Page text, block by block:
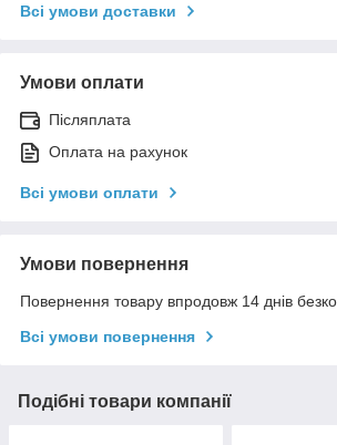
Всі умови доставки
Умови оплати
Післяплата
Оплата на рахунок
Всі умови оплати
Умови повернення
Повернення товару впродовж 14 днів
Всі умови повернення
Подібні товари компанії